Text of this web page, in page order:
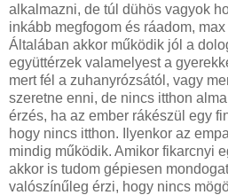
alkalmazni, de túl dühös vagyok
inkább megfogom és ráadom, max
Általában akkor működik jól a
együttérzek valamelyest a
mert fél a zuhanyrózsától, vagy
szeretne enni, de nincs itthon
érzés, ha az ember rákészül egy
hogy nincs itthon. Ilyenkor az
mindig működik. Amikor fikarcnyi
akkor is tudom gépiesen
valószínűleg érzi, hogy nincs